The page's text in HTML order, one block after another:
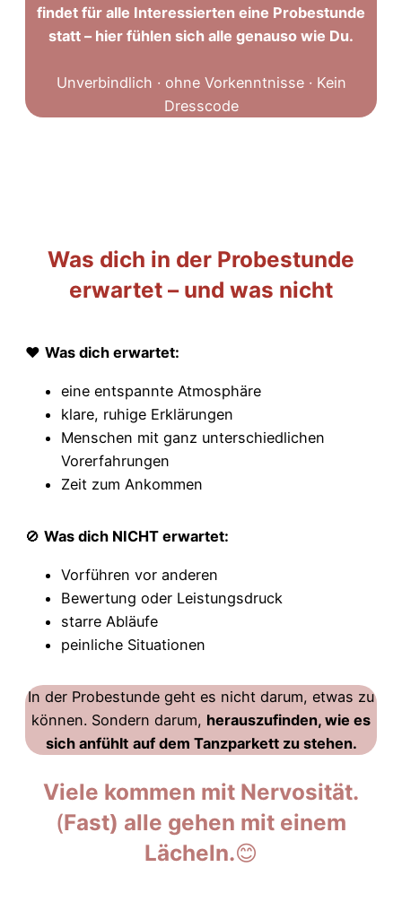
findet für alle Interessierten eine Probestunde
statt – hier fühlen sich alle genauso wie Du.
Unverbindlich · ohne Vorkenntnisse · Kein
Dresscode
Was dich in der Probestunde
erwartet – und was nicht
❤️ Was dich erwartet:
eine entspannte Atmosphäre
klare, ruhige Erklärungen
Menschen mit ganz unterschiedlichen
Vorerfahrungen
Zeit zum Ankommen
🚫 Was dich NICHT erwartet:
Vorführen vor anderen
Bewertung oder Leistungsdruck
starre Abläufe
peinliche Situationen
In der Probestunde geht es nicht darum, etwas zu
können. Sondern darum, herauszufinden, wie es
sich anfühlt auf dem Tanzparkett zu stehen.
Viele kommen mit Nervosität.
(Fast) alle gehen mit einem
Lächeln.😊